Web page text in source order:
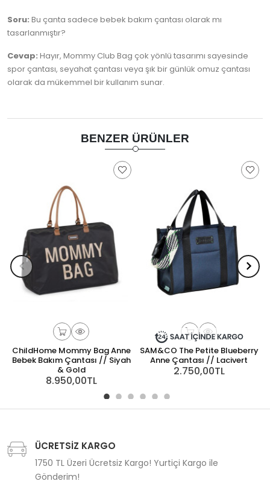
Soru: Bu çanta sadece bebek bakım çantası olarak mı
tasarlanmıştır?
Cevap: Hayır, Mommy Club Bag çok yönlü tasarımı sayesinde
spor çantası, seyahat çantası veya şık bir günlük omuz çantası
olarak da mükemmel bir kullanım sunar.
BENZER ÜRÜNLER
ChildHome Mommy Bag Anne
Bebek Bakım Çantası // Siyah
& Gold
8.950,00TL
SAM&CO The Petite Blueberry
Anne Çantası // Lacivert
2.750,00TL
ÜCRETSİZ KARGO
1750 TL Üzeri Ücretsiz Kargo! Yurtiçi Kargo ile
Gönderim!